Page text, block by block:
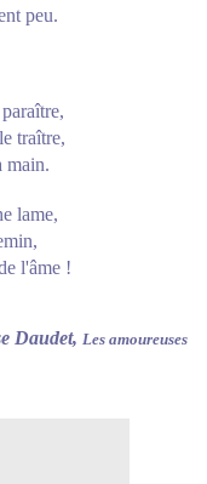
peu.
traître,
main.
lame,
l'âme !
Daudet, Les amoureuses